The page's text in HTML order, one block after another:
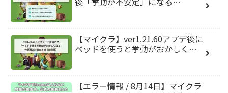
【マイクラ】ver1.21.60アプデ後に
ベッドを使うと挙動がおかしく…
【エラー情報 / 8月14日】マイクラ